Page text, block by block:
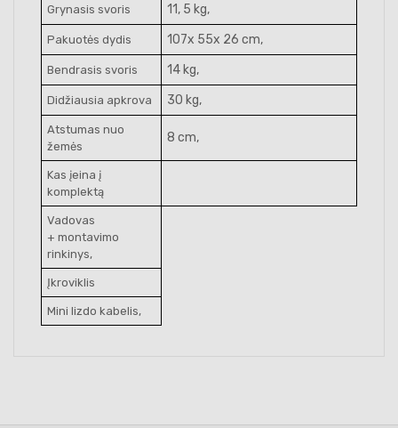
Grynasis svoris 11, 5 kg,
Pakuotės dydis 107x 55x 26 cm,
Bendrasis svoris 14 kg,
Didžiausia apkrova 30 kg,
Atstumas nuo
žemės
8 cm,
Kas įeina į
komplektą
Vadovas
+ montavimo
rinkinys,
Įkroviklis
Mini lizdo kabelis,